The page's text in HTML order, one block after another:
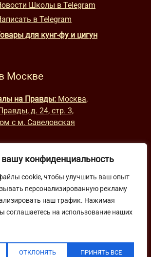
конфиденциальность
cookie, чтобы улучшить ваш опыт
персонализированную рекламу
наш трафик. Нажимая
соглашаетесь на использование наших
ОТКЛОНЯТЬ ПРИНЯТЬ ВСЕ
Школы в Telegram
в Telegram
для кунг-фу и цигун
Москве
на Правды: Москва,
д. 24, стр. 3,
с м. Савеловская
с 9:00 до 22:00
с 10:00 до 19:30
на нашу рассылку